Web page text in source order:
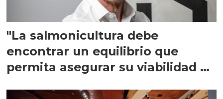
"La salmonicultura debe
encontrar un equilibrio que
permita asegurar su viabilidad de